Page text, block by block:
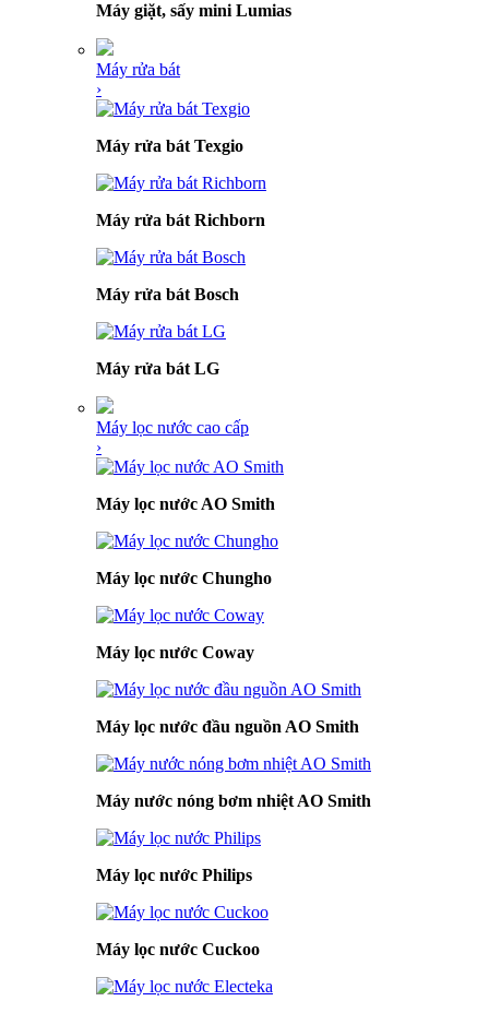
Máy giặt, sấy mini Lumias
Máy rửa bát
›
Máy rửa bát Texgio
Máy rửa bát Richborn
Máy rửa bát Bosch
Máy rửa bát LG
Máy lọc nước cao cấp
›
Máy lọc nước AO Smith
Máy lọc nước Chungho
Máy lọc nước Coway
Máy lọc nước đầu nguồn AO Smith
Máy nước nóng bơm nhiệt AO Smith
Máy lọc nước Philips
Máy lọc nước Cuckoo